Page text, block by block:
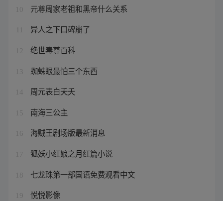
10 元尊周家老祖和黑帝什么关系
异人之下口碑崩了
12 绝世毒尊百科
13 蜘蛛眼最怕三个东西
14 周元表白夭夭
15 南海三公主
16 海贼王剧场版最新消息
17 狐妖小红娘之月红篇小说
18 七龙珠第一部国语免费观看中文
19 悦悦影像